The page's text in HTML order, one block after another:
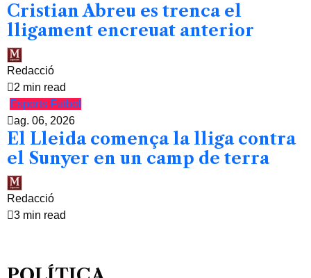
Cristian Abreu es trenca el
lligament encreuat anterior
Redacció
2 min read
Esports Futbol
ag. 06, 2026
El Lleida comença la lliga contra
el Sunyer en un camp de terra
Redacció
3 min read